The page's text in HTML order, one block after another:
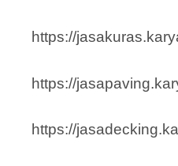
https://
https://
https://